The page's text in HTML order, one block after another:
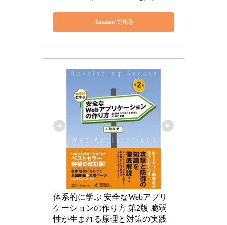
Amazonで見る
体系的に学ぶ 安全なWebアプリ
ケーションの作り方 第2版 脆弱
性が生まれる原理と対策の実践